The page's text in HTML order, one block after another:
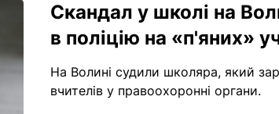
Скандал у школі на
в поліцію на «п'яних»
На Волині судили школяра, який
вчителів у правоохоронні органи.